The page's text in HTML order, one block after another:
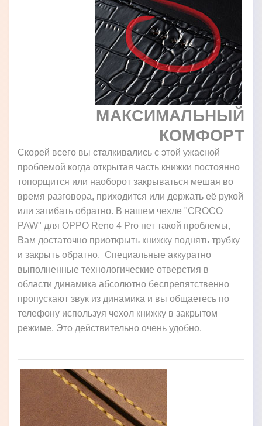
МАКСИМАЛЬНЫЙ
КОМФОРТ
Скорей всего вы сталкивались с этой ужасной
проблемой когда открытая часть книжки постоянно
топорщится или наоборот закрываться мешая во
время разговора, приходится или держать её рукой
или загибать обратно. В нашем чехле "CROCO
PAW" для OPPO Reno 4 Pro нет такой проблемы,
Вам достаточно приоткрыть книжку поднять трубку
и закрыть обратно. Специальные аккуратно
выполненные технологические отверстия в
области динамика абсолютно беспрепятственно
пропускают звук из динамика и вы общаетесь по
телефону используя чехол книжку в закрытом
режиме. Это действительно очень удобно.